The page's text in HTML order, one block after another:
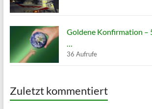
Goldene Konfirmation –
…
36 Aufrufe
Zuletzt kommentiert